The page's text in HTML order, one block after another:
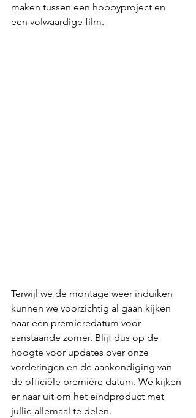
maken tussen een hobbyproject en
een volwaardige film.
Terwijl we de montage weer induiken
kunnen we voorzichtig al gaan kijken
naar een premieredatum voor
aanstaande zomer. Blijf dus op de
hoogte voor updates over onze
vorderingen en de aankondiging van
de officiële première datum. We kijken
er naar uit om het eindproduct met
jullie allemaal te delen.